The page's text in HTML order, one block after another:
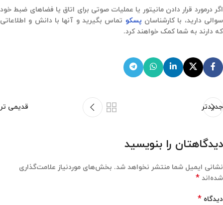
اگر درمورد قرار دادن مانیتور یا عملیات صوتی برای اتاق یا فضاهای ضبط خود
سوالی دارید، با کارشناسان پسکو تماس بگیرید و آنها با دانش و اطلاعاتی
که دارند به شما کمک خواهند کرد.
جدیدتر قدیمی تر
دیدگاهتان را بنویسید
نشانی ایمیل شما منتشر نخواهد شد. بخش‌های موردنیاز علامت‌گذاری
شده‌اند *
دیدگاه *